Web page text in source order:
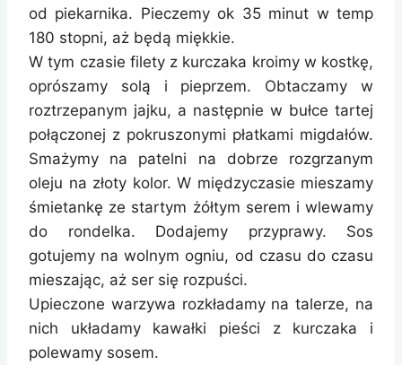
od piekarnika. Pieczemy ok 35 minut w temp
180 stopni, aż będą miękkie.
W tym czasie filety z kurczaka kroimy w kostkę,
oprószamy solą i pieprzem. Obtaczamy w
roztrzepanym jajku, a następnie w bułce tartej
połączonej z pokruszonymi płatkami migdałów.
Smażymy na patelni na dobrze rozgrzanym
oleju na złoty kolor. W międzyczasie mieszamy
śmietankę ze startym żółtym serem i wlewamy
do rondelka. Dodajemy przyprawy. Sos
gotujemy na wolnym ogniu, od czasu do czasu
mieszając, aż ser się rozpuści.
Upieczone warzywa rozkładamy na talerze, na
nich układamy kawałki pieści z kurczaka i
polewamy sosem.